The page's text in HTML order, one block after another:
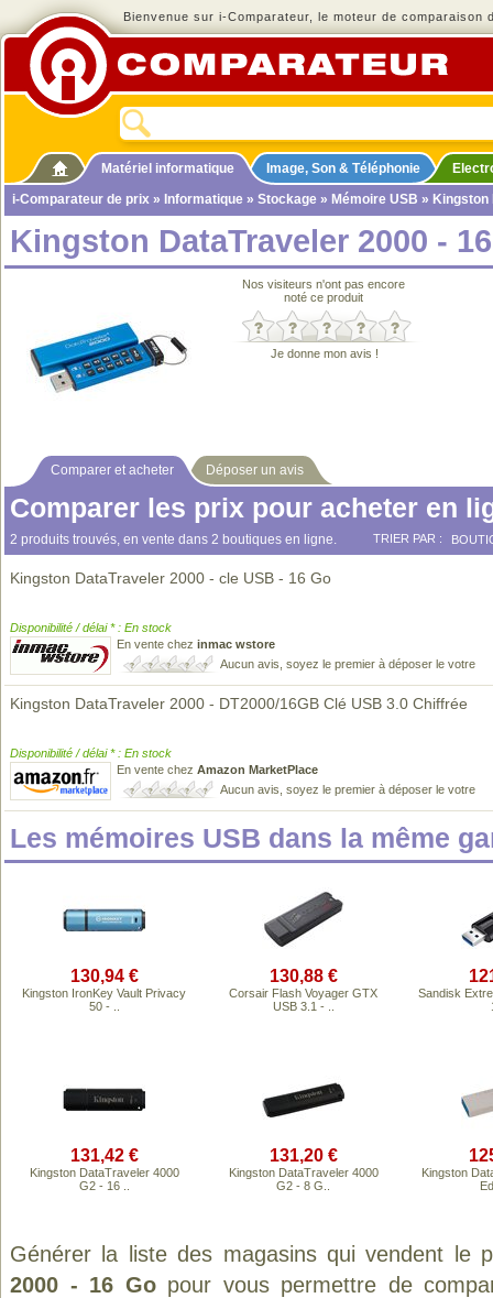
Bienvenue sur i-Comparateur, le moteur de comparaison
Matériel informatique Image, Son & Téléphonie
i-Comparateur de prix » Informatique » Stockage » Mémoire USB » Kingston
Kingston DataTraveler 2000 -
Nos visiteurs n'ont pas encore
noté ce produit
Je donne mon avis !
Comparer et acheter Déposer un avis
Comparer les prix pour acheter en
2 produits trouvés, en vente dans 2 boutiques en ligne. TRIER PAR :
Kingston DataTraveler 2000 - cle USB - 16 Go
Disponibilité / délai * : En stock
En vente chez inmac wstore
Aucun avis, soyez le premier à déposer le votre
Kingston DataTraveler 2000 - DT2000/16GB Clé USB 3.0 Chiffrée
Disponibilité / délai * : En stock
En vente chez Amazon MarketPlace
Aucun avis, soyez le premier à déposer le votre
Les mémoires USB dans la même
130,94 €
Kingston IronKey Vault Privacy
50 - ..
130,88 €
Corsair Flash Voyager GTX
USB 3.1 - ..
Sandisk
131,42 €
Kingston DataTraveler 4000
G2 - 16 ..
131,20 €
Kingston DataTraveler 4000
G2 - 8 G..
Kingston
Générer la liste des magasins qui vendent le
2000 - 16 Gopour vous permettre de